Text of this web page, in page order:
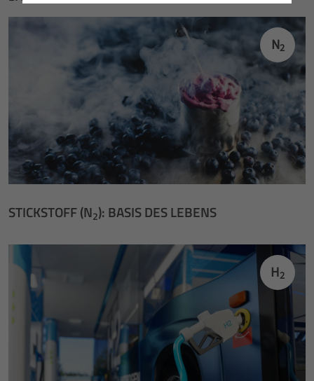
N2
STICKSTOFF (N2): BASIS DES LEBENS
H2